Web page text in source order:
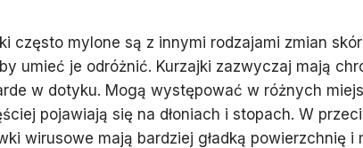
często mylone są z innymi rodzajami zmian
umieć je odróżnić. Kurzajki zazwyczaj mają
w dotyku. Mogą występować w różnych
pojawiają się na dłoniach i stopach. W
wirusowe mają bardziej gładką powierzchnię i